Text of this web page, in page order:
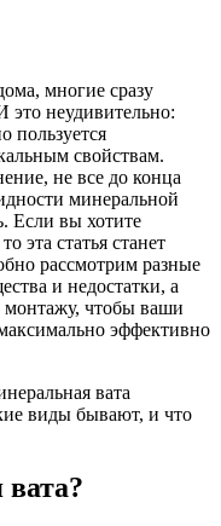
многие сразу
неудивительно:
пользуется
свойствам.
не все до конца
минеральной
Если вы хотите
эта статья станет
рассмотрим разные
и недостатки, а
чтобы ваши
эффективно
вата
виды бывают, и что